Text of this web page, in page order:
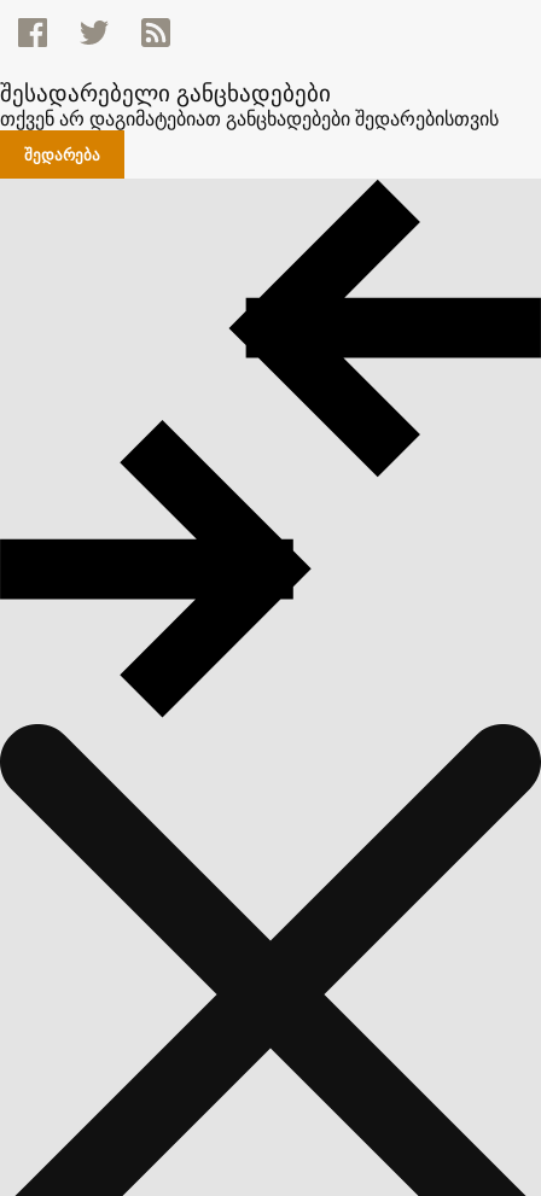
შესადარებელი განცხადებები
თქვენ არ დაგიმატებიათ განცხადებები შედარებისთვის
ᲨᲔᲓᲐᲠᲔᲑᲐ